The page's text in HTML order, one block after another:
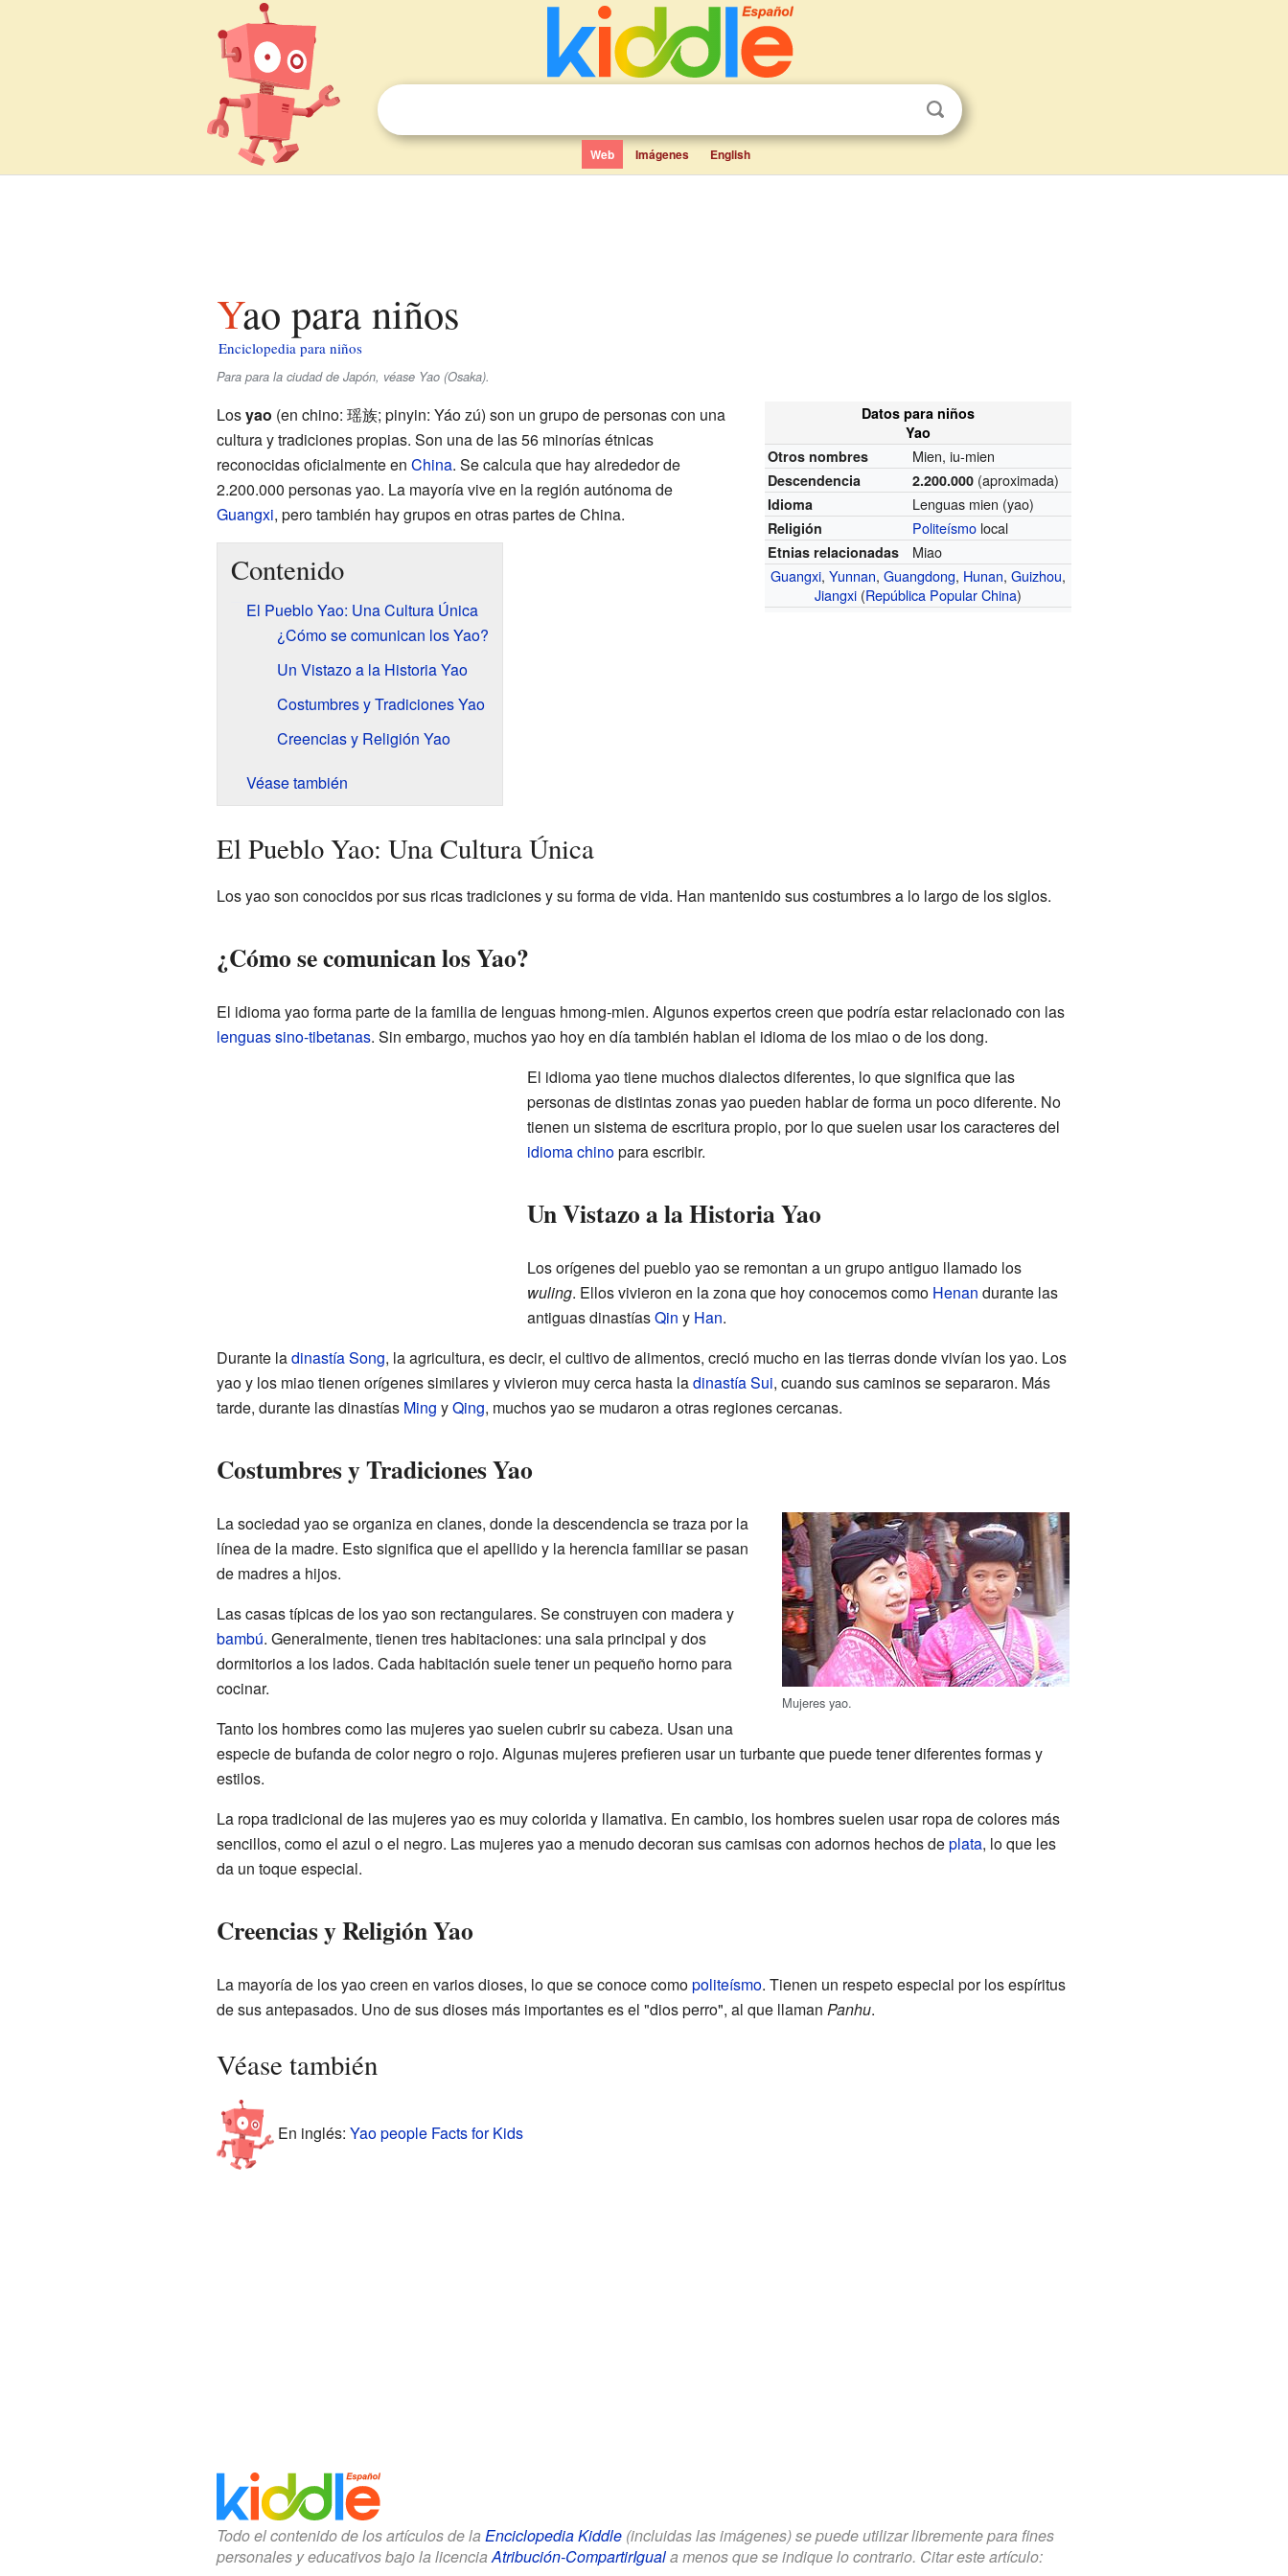
Web Imágenes English
Yao para niños
Enciclopedia para niños
Para para la ciudad de Japón, véase Yao (Osaka).
Datos para niños
Yao
Otros nombres
Mien, iu-mien
Descendencia 2.200.000 (aproximada)
Idioma Lenguas mien (yao)
Religión Politeísmo local
Etnias relacionadas
Miao
Guangxi,Yunnan,Guangdong, Hunan,Guizhou,
Jiangxi (República Popular China)
Losyao (en chino: 瑶族; pinyin: Yáo zú) son un grupo de personas con una
cultura y tradiciones propias. Son una de las 56 minorías étnicas
reconocidas oficialmente en China. Se calcula que hay alrededor de
2.200.000 personas yao. La mayoría vive en la región autónoma de
Guangxi, pero también hay grupos en otras partes de China.
Contenido
El Pueblo Yao: Una Cultura Única
¿Cómo se comunican los Yao?
Un Vistazo a la Historia Yao
Costumbres y Tradiciones Yao
Creencias y Religión Yao
Véase también
El Pueblo Yao: Una Cultura Única
Los yao son conocidos por sus ricas tradiciones y su forma de vida. Han mantenido sus costumbres a lo largo de los siglos.
¿Cómo se comunican los Yao?
El idioma yao forma parte de la familia de lenguas hmong-mien. Algunos expertos creen que podría estar relacionado con las
lenguas sino-tibetanas. Sin embargo, muchos yao hoy en día también hablan el idioma de los miao o de los dong.
El idioma yao tiene muchos dialectos diferentes, lo que significa que las
personas de distintas zonas yao pueden hablar de forma un poco diferente. No
tienen un sistema de escritura propio, por lo que suelen usar los caracteres del
idioma chinopara escribir.
Un Vistazo a la Historia Yao
Los orígenes del pueblo yao se remontan a un grupo antiguo llamado los
wuling. Ellos vivieron en la zona que hoy conocemos como Henan durante las
antiguas dinastíasQin y Han.
Durante ladinastía Song, la agricultura, es decir, el cultivo de alimentos, creció mucho en las tierras donde vivían los yao. Los
yao y los miao tienen orígenes similares y vivieron muy cerca hasta ladinastía Sui, cuando sus caminos se separaron. Más
tarde, durante las dinastías Ming yQing, muchos yao se mudaron a otras regiones cercanas.
Costumbres y Tradiciones Yao
Mujeres yao.
La sociedad yao se organiza en clanes, donde la descendencia se traza por la
línea de la madre. Esto significa que el apellido y la herencia familiar se pasan
de madres a hijos.
Las casas típicas de los yao son rectangulares. Se construyen con madera y
bambú. Generalmente, tienen tres habitaciones: una sala principal y dos
dormitorios a los lados. Cada habitación suele tener un pequeño horno para
cocinar.
Tanto los hombres como las mujeres yao suelen cubrir su cabeza. Usan una
especie de bufanda de color negro o rojo. Algunas mujeres prefieren usar un turbante que puede tener diferentes formas y
estilos.
La ropa tradicional de las mujeres yao es muy colorida y llamativa. En cambio, los hombres suelen usar ropa de colores más
sencillos, como el azul o el negro. Las mujeres yao a menudo decoran sus camisas con adornos hechos deplata, lo que les
da un toque especial.
Creencias y Religión Yao
La mayoría de los yao creen en varios dioses, lo que se conoce comopoliteísmo. Tienen un respeto especial por los espíritus
de sus antepasados. Uno de sus dioses más importantes es el "dios perro", al que llaman Panhu.
Véase también
En inglés: Yao people Facts for Kids
Todo el contenido de los artículos de la Enciclopedia Kiddle(incluidas las imágenes) se puede utilizar libremente para fines
personales y educativos bajo la licenciaAtribución-CompartirIguala menos que se indique lo contrario. Citar este artículo: